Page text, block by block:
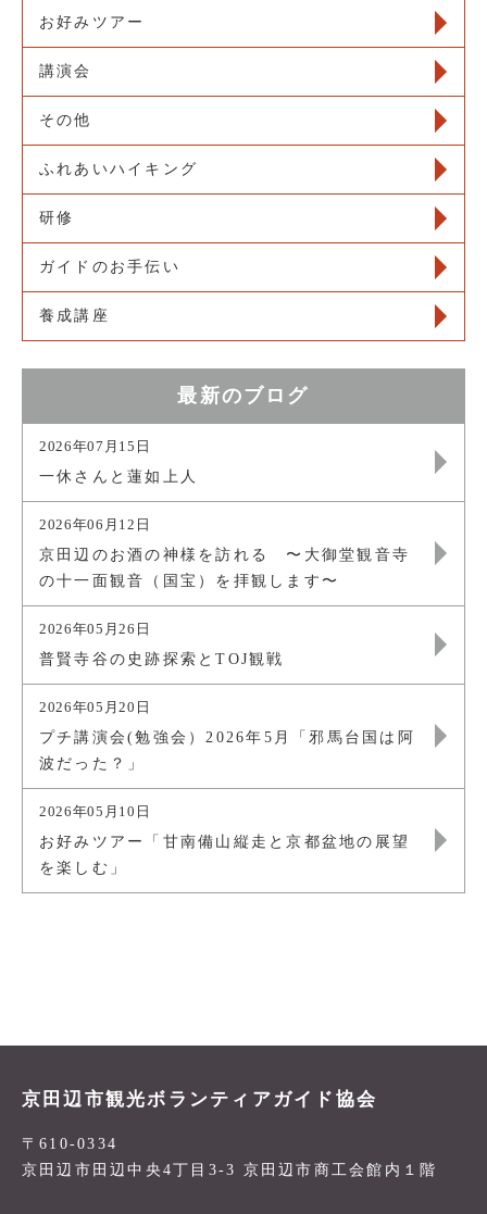
お好みツアー
講演会
その他
ふれあいハイキング
研修
ガイドのお手伝い
養成講座
最新のブログ
2026年07月15日
一休さんと蓮如上人
2026年06月12日
京田辺のお酒の神様を訪れる 〜大御堂観音寺
の十一面観音（国宝）を拝観します〜
2026年05月26日
普賢寺谷の史跡探索とTOJ観戦
2026年05月20日
プチ講演会(勉強会）2026年5月「邪馬台国は阿
波だった？」
2026年05月10日
お好みツアー「甘南備山縦走と京都盆地の展望
を楽しむ」
京田辺市観光ボランティアガイド協会
〒610-0334
京田辺市田辺中央4丁目3-3 京田辺市商工会館内１階